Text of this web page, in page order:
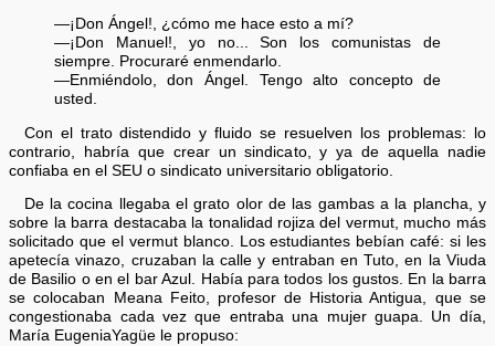
—¡Don Ángel!, ¿cómo me hace esto a mí?
—¡Don Manuel!, yo no... Son los comunistas de
siempre. Procuraré enmendarlo.
—Enmiéndolo, don Ángel. Tengo alto concepto de
usted.
Con el trato distendido y fluido se resuelven los problemas: lo
contrario, habría que crear un sindicato, y ya de aquella nadie
confiaba en el SEU o sindicato universitario obligatorio.
De la cocina llegaba el grato olor de las gambas a la plancha, y
sobre la barra destacaba la tonalidad rojiza del vermut, mucho más
solicitado que el vermut blanco. Los estudiantes bebían café: si les
apetecía vinazo, cruzaban la calle y entraban en Tuto, en la Viuda
de Basilio o en el bar Azul. Había para todos los gustos. En la barra
se colocaban Meana Feito, profesor de Historia Antigua, que se
congestionaba cada vez que entraba una mujer guapa. Un día,
María EugeniaYagüe le propuso: